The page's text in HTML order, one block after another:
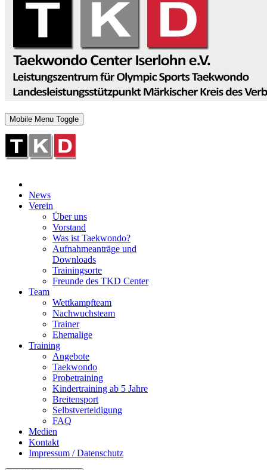
Mobile Menu Toggle
News
Verein
Über uns
Vorstand
Was ist Taekwondo?
Aufnahmeanträge und
Downloads
Trainingsorte
Freunde des TKD Center
Team
Wettkampfteam
Nachwuchsteam
Trainer
Ehemalige
Training
Angebote
Taekwondo
Probetraining
Kindertraining ab 5 Jahre
Breitensport
Selbstverteidigung
FAQ
Medien
Kontakt
Impressum / Datenschutz